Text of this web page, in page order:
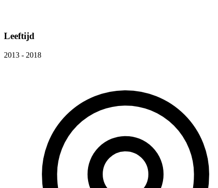
Leeftijd
2013 - 2018